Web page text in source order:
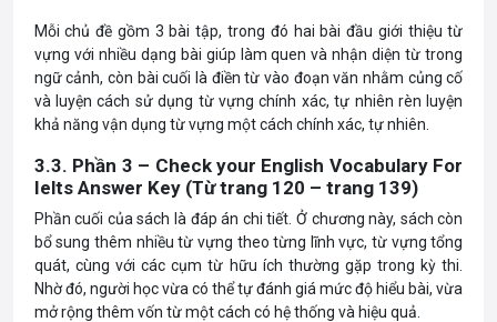
Mỗi chủ đề gồm 3 bài tập, trong đó hai bài đầu giới thiệu từ
vựng với nhiều dạng bài giúp làm quen và nhận diện từ trong
ngữ cảnh, còn bài cuối là điền từ vào đoạn văn nhằm củng cố
và luyện cách sử dụng từ vựng chính xác, tự nhiên rèn luyện
khả năng vận dụng từ vựng một cách chính xác, tự nhiên.
3.3. Phần 3 – Check your English Vocabulary For
Ielts Answer Key (Từ trang 120 – trang 139)
Phần cuối của sách là đáp án chi tiết. Ở chương này, sách còn
bổ sung thêm nhiều từ vựng theo từng lĩnh vực, từ vựng tổng
quát, cùng với các cụm từ hữu ích thường gặp trong kỳ thi.
Nhờ đó, người học vừa có thể tự đánh giá mức độ hiểu bài, vừa
mở rộng thêm vốn từ một cách có hệ thống và hiệu quả.